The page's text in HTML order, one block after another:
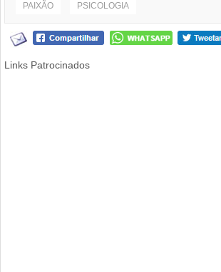
PAIXÃO PSICOLOGIA
Links Patrocinados